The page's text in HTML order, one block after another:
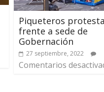
Piqueteros
frente a sede de
Gobernación
27 septiembre, 2022
Comentarios